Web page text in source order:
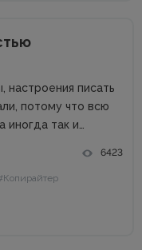
настроения писать
потому что всю
иногда так и
в Австралии
6423